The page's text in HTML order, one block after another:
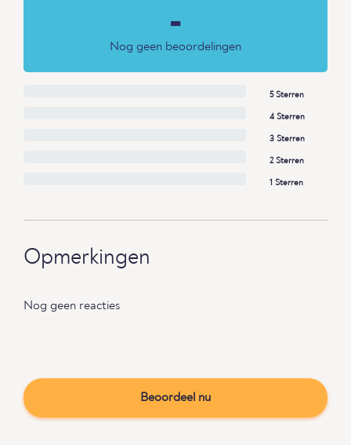
-
Nog geen beoordelingen
5 Sterren
4 Sterren
3 Sterren
2 Sterren
1 Sterren
Opmerkingen
Nog geen reacties
Beoordeel nu